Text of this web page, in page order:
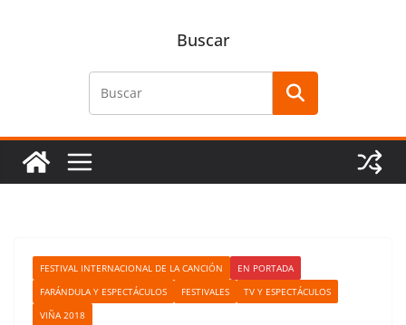
Buscar
FESTIVAL INTERNACIONAL DE LA CANCIÓN
EN PORTADA
FARÁNDULA Y ESPECTÁCULOS
FESTIVALES
TV Y ESPECTÁCULOS
VIÑA 2018